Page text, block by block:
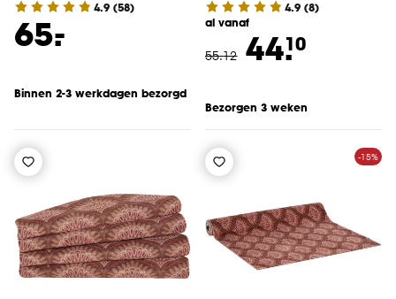
4.9 (58)
65.
-
Binnen 2-3 werkdagen bezorgd
4.9 (8)
al vanaf
55.12 44.10
Bezorgen 3 weken
-15%